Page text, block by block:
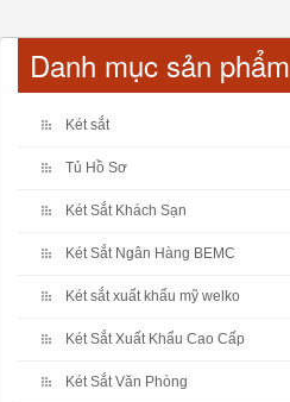
Danh mục sản phẩm
Két sắt
Tủ Hồ Sơ
Két Sắt Khách Sạn
Két Sắt Ngân Hàng BEMC
Két sắt xuất khẩu mỹ welko
Két Sắt Xuất Khẩu Cao Cấp
Két Sắt Văn Phòng